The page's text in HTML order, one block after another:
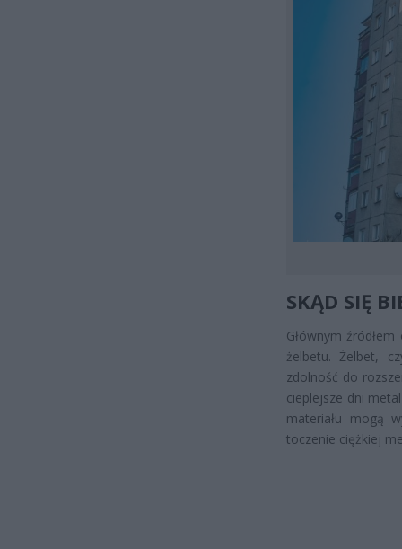
SKĄD SIĘ
Głównym
żelbetu. Żelbet,
zdolność do
cieplejsze dni
materiału mogą
toczenie ciężkiej